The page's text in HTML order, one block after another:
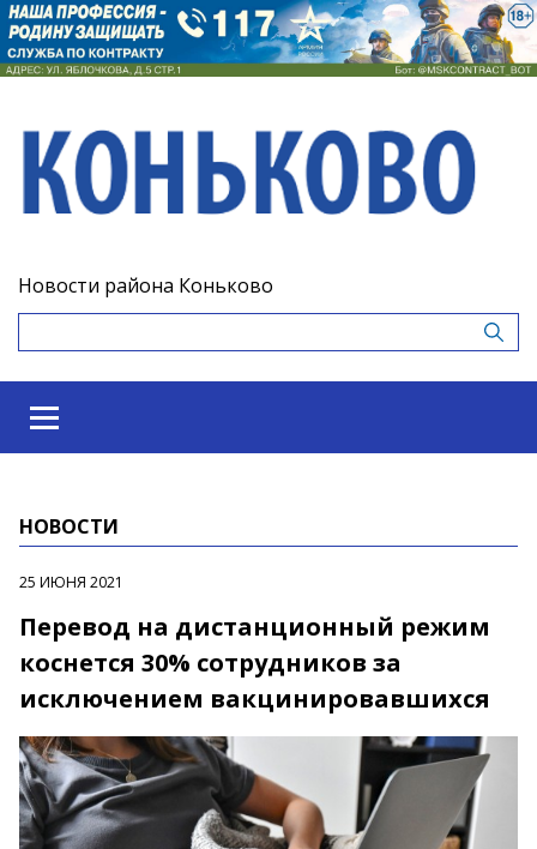
Новости района Коньково
НОВОСТИ
25 ИЮНЯ 2021
Перевод на дистанционный режим
коснется 30% сотрудников за
исключением вакцинировавшихся